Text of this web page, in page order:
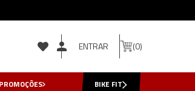
ENTRAR 0
PROMOÇÕES BIKE FIT